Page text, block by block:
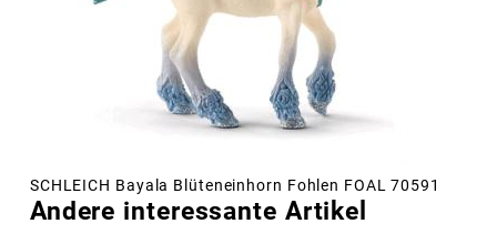
SCHLEICH Bayala Blüteneinhorn Fohlen FOAL 70591
Andere interessante Artikel